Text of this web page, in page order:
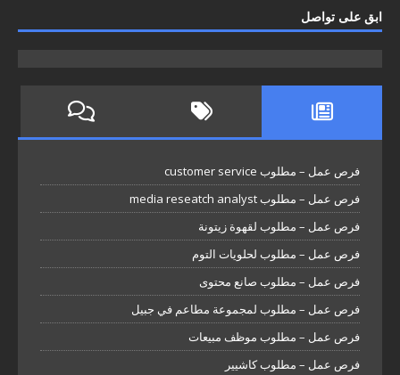
ابق على تواصل
فرص عمل – مطلوب customer service
فرص عمل – مطلوب media reseatch analyst
فرص عمل – مطلوب لقهوة زيتونة
فرص عمل – مطلوب لحلويات التوم
فرص عمل – مطلوب صانع محتوى
فرص عمل – مطلوب لمجموعة مطاعم في جبيل
فرص عمل – مطلوب موظف مبيعات
فرص عمل – مطلوب كاشيير